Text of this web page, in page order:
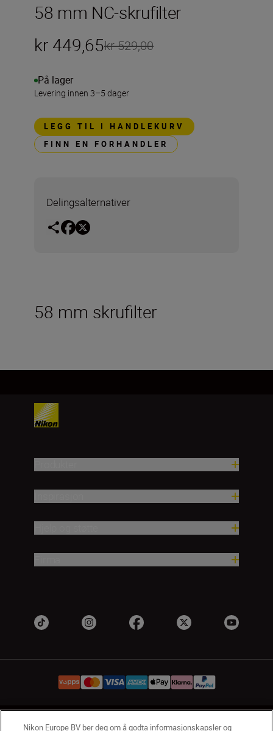
58 mm NC-skrufilter
kr 449,65kr 529,00
På lager
Levering innen 3–5 dager
LEGG TIL I HANDLEKURV
FINN EN FORHANDLER
Delingsalternativer
58 mm skrufilter
NO Nikon Sites
Nikon Europe BV ber deg om å godta informasjonskapsler og